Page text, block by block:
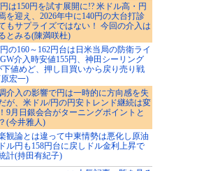
は150円を試す展開に!? 米ドル高・円
を迎え、2026年中に140円の大台打診
もサプライズではない！ 今回の介入は
とみる(陳満咲杜)
の160～162円台は日米当局の防衛ライ
介入時安値155円、神田シーリング
下値めど、押し目買いから戻り売り戦
宏一)
介入の影響で円は一時的に方向感を失
が、米ドル/円の円安トレンド継続は変
9月日銀会合がターニングポイントと
(今井雅人)
観論とは違って中東情勢は悪化し原油
ル円も158円台に戻しドル金利上昇で
計(持田有紀子)